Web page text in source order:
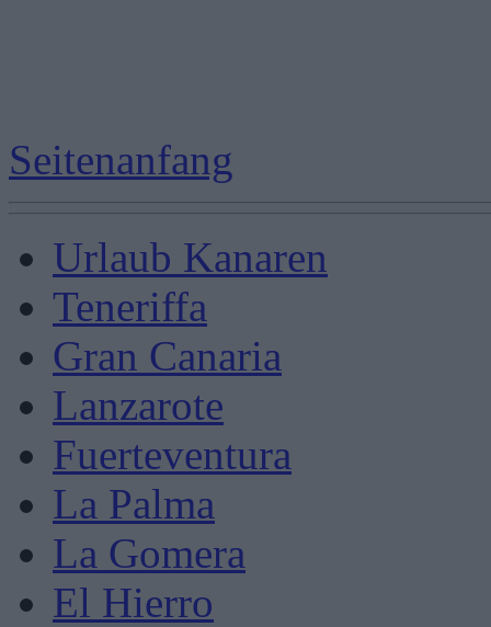
Seitenanfang
Urlaub Kanaren
Teneriffa
Gran Canaria
Lanzarote
Fuerteventura
La Palma
La Gomera
El Hierro